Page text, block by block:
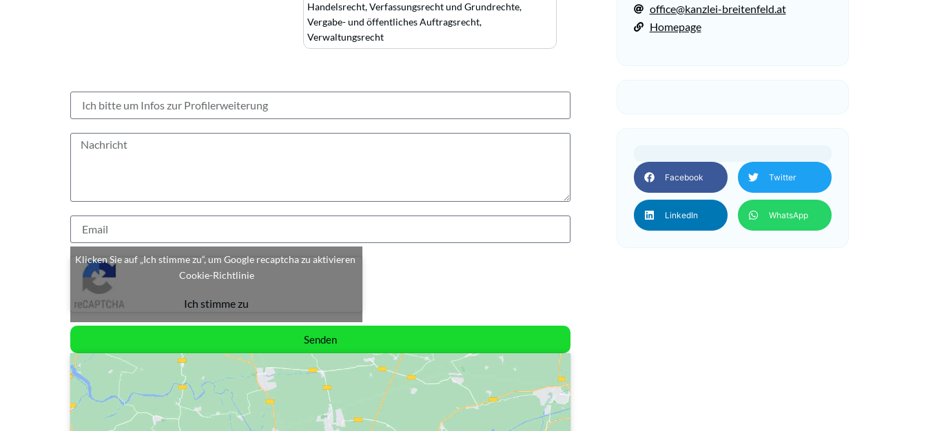
Handelsrecht,Verfassungsrecht und Grundrechte,
Vergabe- und öffentliches Auftragsrecht,
Verwaltungsrecht
Klicken Sie auf „Ich stimme zu“, um Google recaptcha zu aktivieren
Cookie-Richtlinie
Ich stimme zu
Senden
office@kanzlei-breitenfeld.at
Homepage
Facebook Twitter
LinkedIn WhatsApp